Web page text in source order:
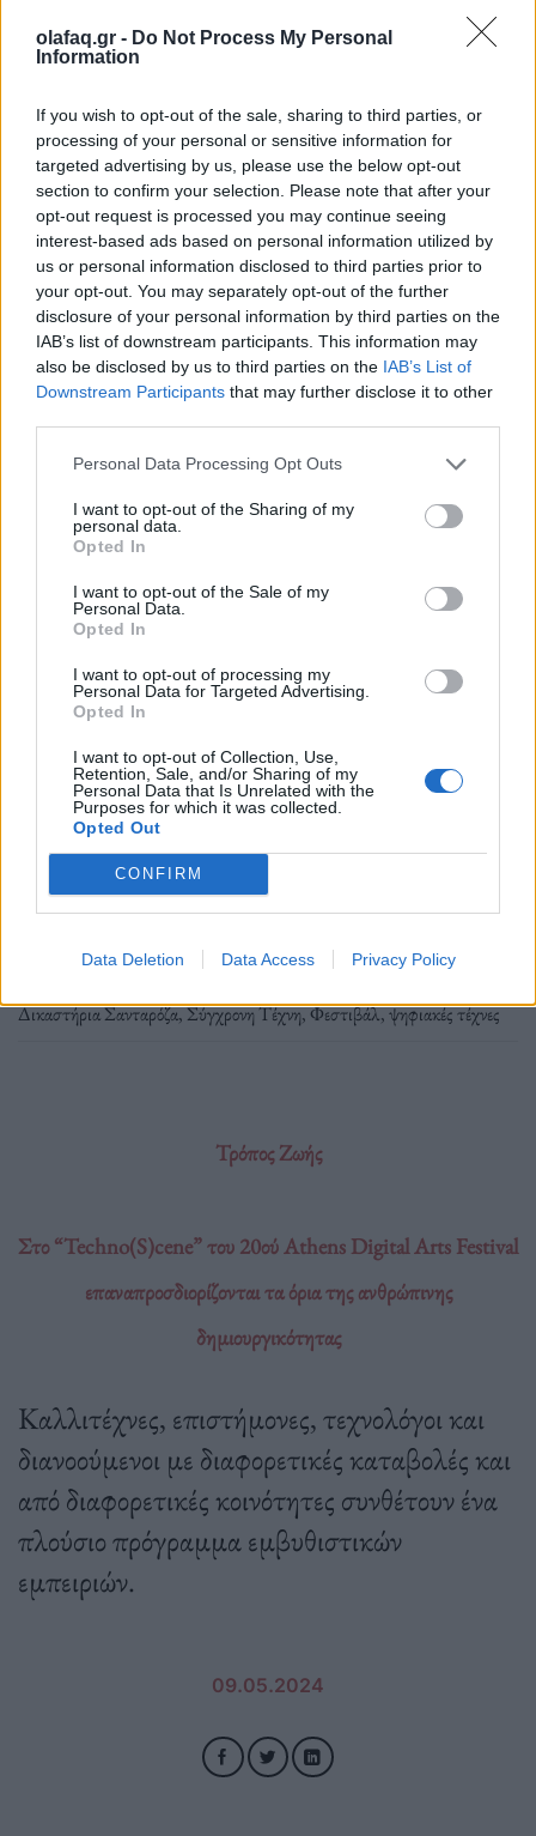
olafaq.gr - Do Not Process My Personal
Information
If you wish to opt-out of the sale, sharing to third parties, or
processing of your personal or sensitive information for
targeted advertising by us, please use the below opt-out
section to confirm your selection. Please note that after your
opt-out request is processed you may continue seeing
interest-based ads based on personal information utilized by
us or personal information disclosed to third parties prior to
your opt-out. You may separately opt-out of the further
disclosure of your personal information by third parties on the
IAB’s list of downstream participants. This information may
also be disclosed by us to third parties on the IAB’s List of
Downstream Participants that may further disclose it to other
Personal Data Processing Opt Outs
I want to opt-out of the Sharing of my
personal data.
Opted In
I want to opt-out of the Sale of my
Personal Data.
Opted In
I want to opt-out of processing my
Personal Data for Targeted Advertising.
Opted In
I want to opt-out of Collection, Use,
Retention, Sale, and/or Sharing of my
Personal Data that Is Unrelated with the
Purposes for which it was collected.
Opted Out
CONFIRM
Data Deletion Data Access Privacy Policy
Φωτ.: Άσπα Κουλύρα / Olafaq
Φέτος η καρδιά των ψηφιακών τεχνών χτυπά στην
Digital Arts Festival μας μίλησε για την
μεγαλύτερη διεθνή πλατφόρμα σύγχρονης τέχνης
και τεχνολογίας στην Ελλάδα.
Δημοσιεύθηκε σεΣυνεντεύξεις|TaggedADAF ,Athens Digital Arts
Δικαστήρια Σανταρόζα,Σύγχρονη Τέχνη,Φεστιβάλ,ψηφιακές τέχνες
Τρόπος Ζωής
Στο “Techno(S)cene” του 20ού Athens Digital Arts Festival
επαναπροσδιορίζονται τα όρια της ανθρώπινης
δημιουργικότητας
Καλλιτέχνες, επιστήμονες, τεχνολόγοι και
διανοούμενοι με διαφορετικές καταβολές και
από διαφορετικές κοινότητες συνθέτουν ένα
πλούσιο πρόγραμμα εμβυθιστικών
εμπειριών.
09.05.2024